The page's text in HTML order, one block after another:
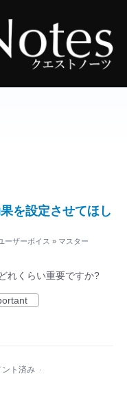
を設定させてほし
ーザーボイス » マスター
れくらい重要ですか?
ント済み ·